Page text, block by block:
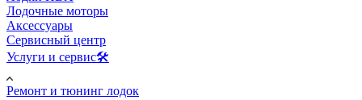
Лодочные моторы
Аксессуары
Сервисный центр
Услуги и сервис🛠️
Ремонт и тюнинг лодок